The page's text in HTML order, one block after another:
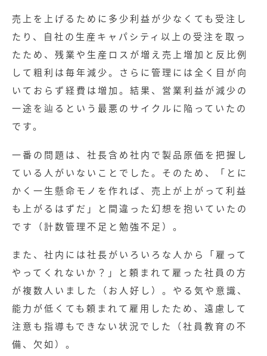
売上を上げるために多少利益が少なくても受注し
たり、自社の生産キャパシティ以上の受注を取っ
たため、残業や生産ロスが増え売上増加と反比例
して粗利は毎年減少。さらに管理には全く目が向
いておらず経費は増加。結果、営業利益が減少の
一途を辿るという最悪のサイクルに陥っていたの
です。
一番の問題は、社長含め社内で製品原価を把握し
ている人がいないことでした。そのため、「とに
かく一生懸命モノを作れば、売上が上がって利益
も上がるはずだ」と間違った幻想を抱いていたの
です（計数管理不足と勉強不足）。
また、社内には社長がいろいろな人から「雇って
やってくれないか？」と頼まれて雇った社員の方
が複数人いました（お人好し）。やる気や意識、
能力が低くても頼まれて雇用したため、遠慮して
注意も指導もできない状況でした（社員教育の不
備、欠如）。